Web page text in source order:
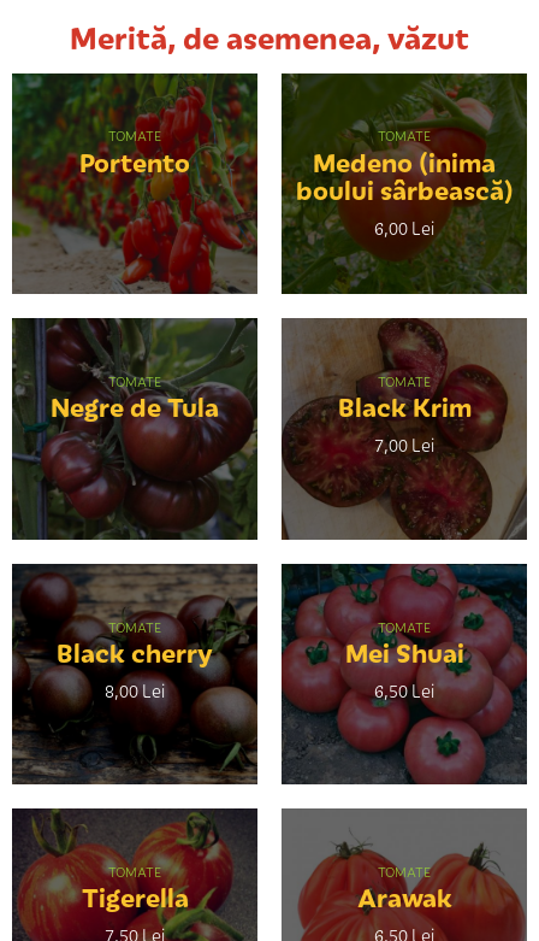
Merită, de asemenea, văzut
TOMATE
Portento
TOMATE
Medeno (inima
boului sârbească)
6,00 Lei
TOMATE
Negre de Tula
TOMATE
Black Krim
7,00 Lei
TOMATE
Black cherry
8,00 Lei
TOMATE
Mei Shuai
6,50 Lei
TOMATE
Tigerella
7,50 Lei
TOMATE
Arawak
6,50 Lei